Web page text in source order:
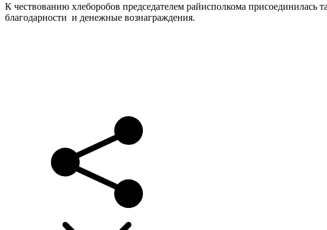
К чествованию хлеборобов председателем райисполкома присоединилась
благодарности и денежные вознаграждения.